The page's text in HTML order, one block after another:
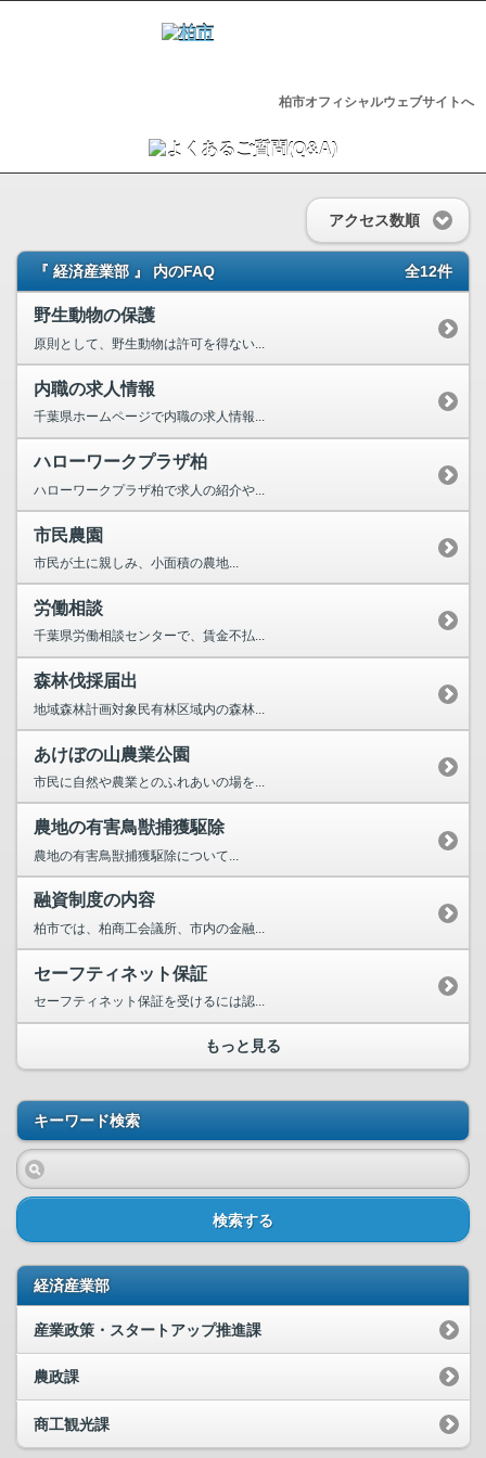
柏市オフィシャルウェブサイトへ
アクセス数順
『 経済産業部 』 内のFAQ 全12件
野生動物の保護
原則として、野生動物は許可を得ない...
内職の求人情報
千葉県ホームページで内職の求人情報...
ハローワークプラザ柏
ハローワークプラザ柏で求人の紹介や...
市民農園
市民が土に親しみ、小面積の農地...
労働相談
千葉県労働相談センターで、賃金不払...
森林伐採届出
地域森林計画対象民有林区域内の森林...
あけぼの山農業公園
市民に自然や農業とのふれあいの場を...
農地の有害鳥獣捕獲駆除
農地の有害鳥獣捕獲駆除について...
融資制度の内容
柏市では、柏商工会議所、市内の金融...
セーフティネット保証
セーフティネット保証を受けるには認...
もっと見る
キーワード検索
検索する
経済産業部
産業政策・スタートアップ推進課
農政課
商工観光課